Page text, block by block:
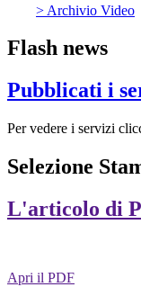
> Archivio Video
Flash news
Pubblicati i
Per vedere i servizi
Selezione
L'articolo di
Apri il PDF